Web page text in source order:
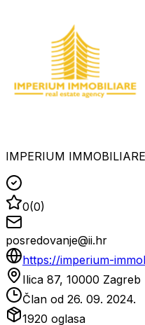
IMPERIUM IMMOBILIARE
0(0)
posredovanje@ii.hr
https://imperium-
Ilica 87, 10000 Zagreb
Član od 26. 09. 2024.
1920 oglasa